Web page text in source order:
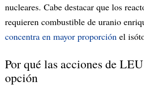
nucleares. Cabe destacar que los
requieren combustible de uranio
concentra en mayor proporción el
Por qué las acciones de
opción